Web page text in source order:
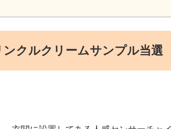
クルクリームサンプル当選